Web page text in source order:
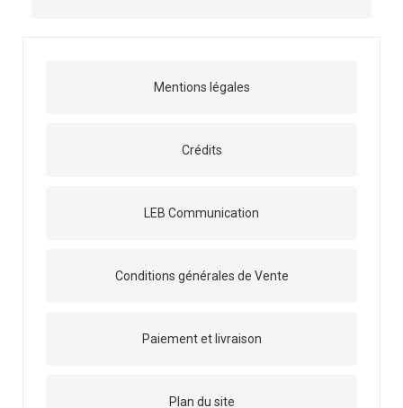
Mentions légales
Crédits
LEB Communication
Conditions générales de Vente
Paiement et livraison
Plan du site